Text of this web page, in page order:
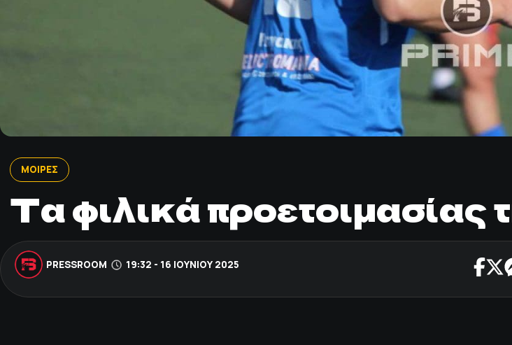
ΜΟΙΡΕΣ
Τα φιλικά
PRESSROOM 19:32 - 16 ΙΟΥΝΊΟΥ 2025